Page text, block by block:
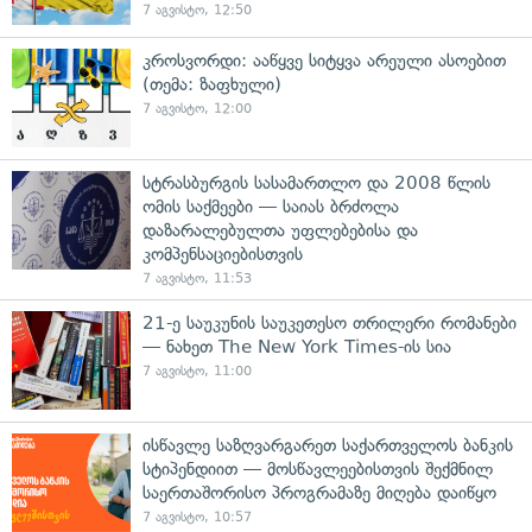
7 აგვისტო, 12:50
კროსვორდი: ააწყვე სიტყვა არეული ასოებით
(თემა: ზაფხული)
7 აგვისტო, 12:00
სტრასბურგის სასამართლო და 2008 წლის
ომის საქმეები — საიას ბრძოლა
დაზარალებულთა უფლებებისა და
კომპენსაციებისთვის
7 აგვისტო, 11:53
21-ე საუკუნის საუკეთესო თრილერი რომანები
— ნახეთ The New York Times-ის სია
7 აგვისტო, 11:00
ისწავლე საზღვარგარეთ საქართველოს ბანკის
სტიპენდიით — მოსწავლეებისთვის შექმნილ
საერთაშორისო პროგრამაზე მიღება დაიწყო
7 აგვისტო, 10:57